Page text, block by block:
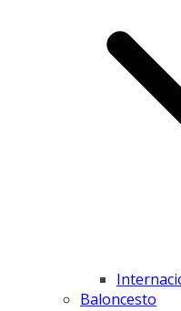
Baloncesto